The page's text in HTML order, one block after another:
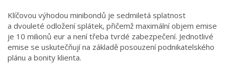
Klíčovou výhodou minibondů je sedmiletá splatnost
a dvouleté odložení splátek, přičemž maximální objem emise
je 10 milionů eur a není třeba tvrdé zabezpečení. Jednotlivé
emise se uskutečňují na základě posouzení podnikatelského
plánu a bonity klienta.